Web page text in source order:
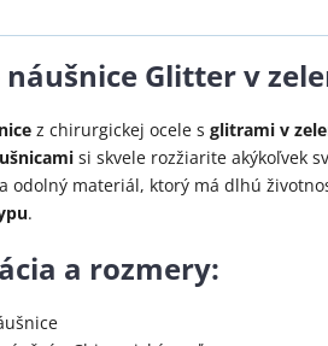
náušnice Glitter v
z chirurgickej ocele s glitrami v
si skvele rozžiarite akýkoľvek
odolný materiál, ktorý má dlhú
.
a rozmery: